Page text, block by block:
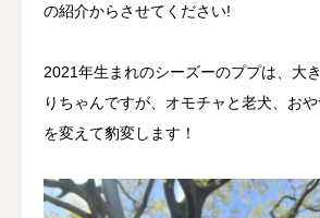
の紹介からさせてください!
2021年生まれのシーズーのププは、大
りちゃんですが、オモチャと老犬、お
を変えて豹変します！